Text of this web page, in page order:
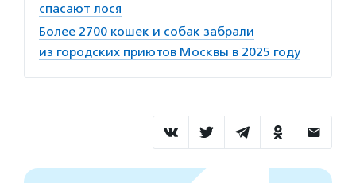
спасают лося
Более 2700 кошек и собак забрали
из городских приютов Москвы в 2025 году